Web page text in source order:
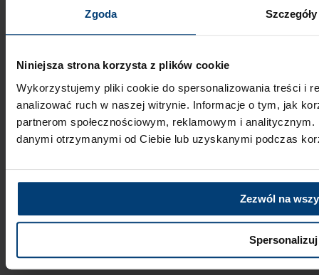
Zgoda Szczegóły
Niniejsza strona korzysta z plików cookie
Wykorzystujemy pliki cookie do spersonalizowania treści i
analizować ruch w naszej witrynie. Informacje o tym, jak
partnerom społecznościowym, reklamowym i
danymi otrzymanymi od Ciebie lub uzyskanymi podczas
Zezwól na
Spersonalizuj
Akademia Opieki
Alzheimer
Wesprzyj fundację
Projekty realizowane przez Fundację Patroni
Placówki opieki
Szpital Geriatryczny w Katowicach